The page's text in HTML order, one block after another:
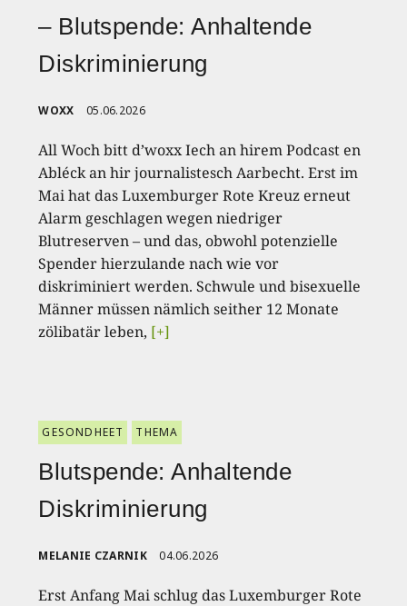
– Blutspende: Anhaltende
Diskriminierung
WOXX 05.06.2026
All Woch bitt d’woxx Iech an hirem Podcast en
Abléck an hir journalistesch Aarbecht. Erst im
Mai hat das Luxemburger Rote Kreuz erneut
Alarm geschlagen wegen niedriger
Blutreserven – und das, obwohl potenzielle
Spender hierzulande nach wie vor
diskriminiert werden. Schwule und bisexuelle
Männer müssen nämlich seither 12 Monate
zölibatär leben, [+]
GESONDHEET THEMA
Blutspende: Anhaltende
Diskriminierung
MELANIE CZARNIK 04.06.2026
Erst Anfang Mai schlug das Luxemburger Rote